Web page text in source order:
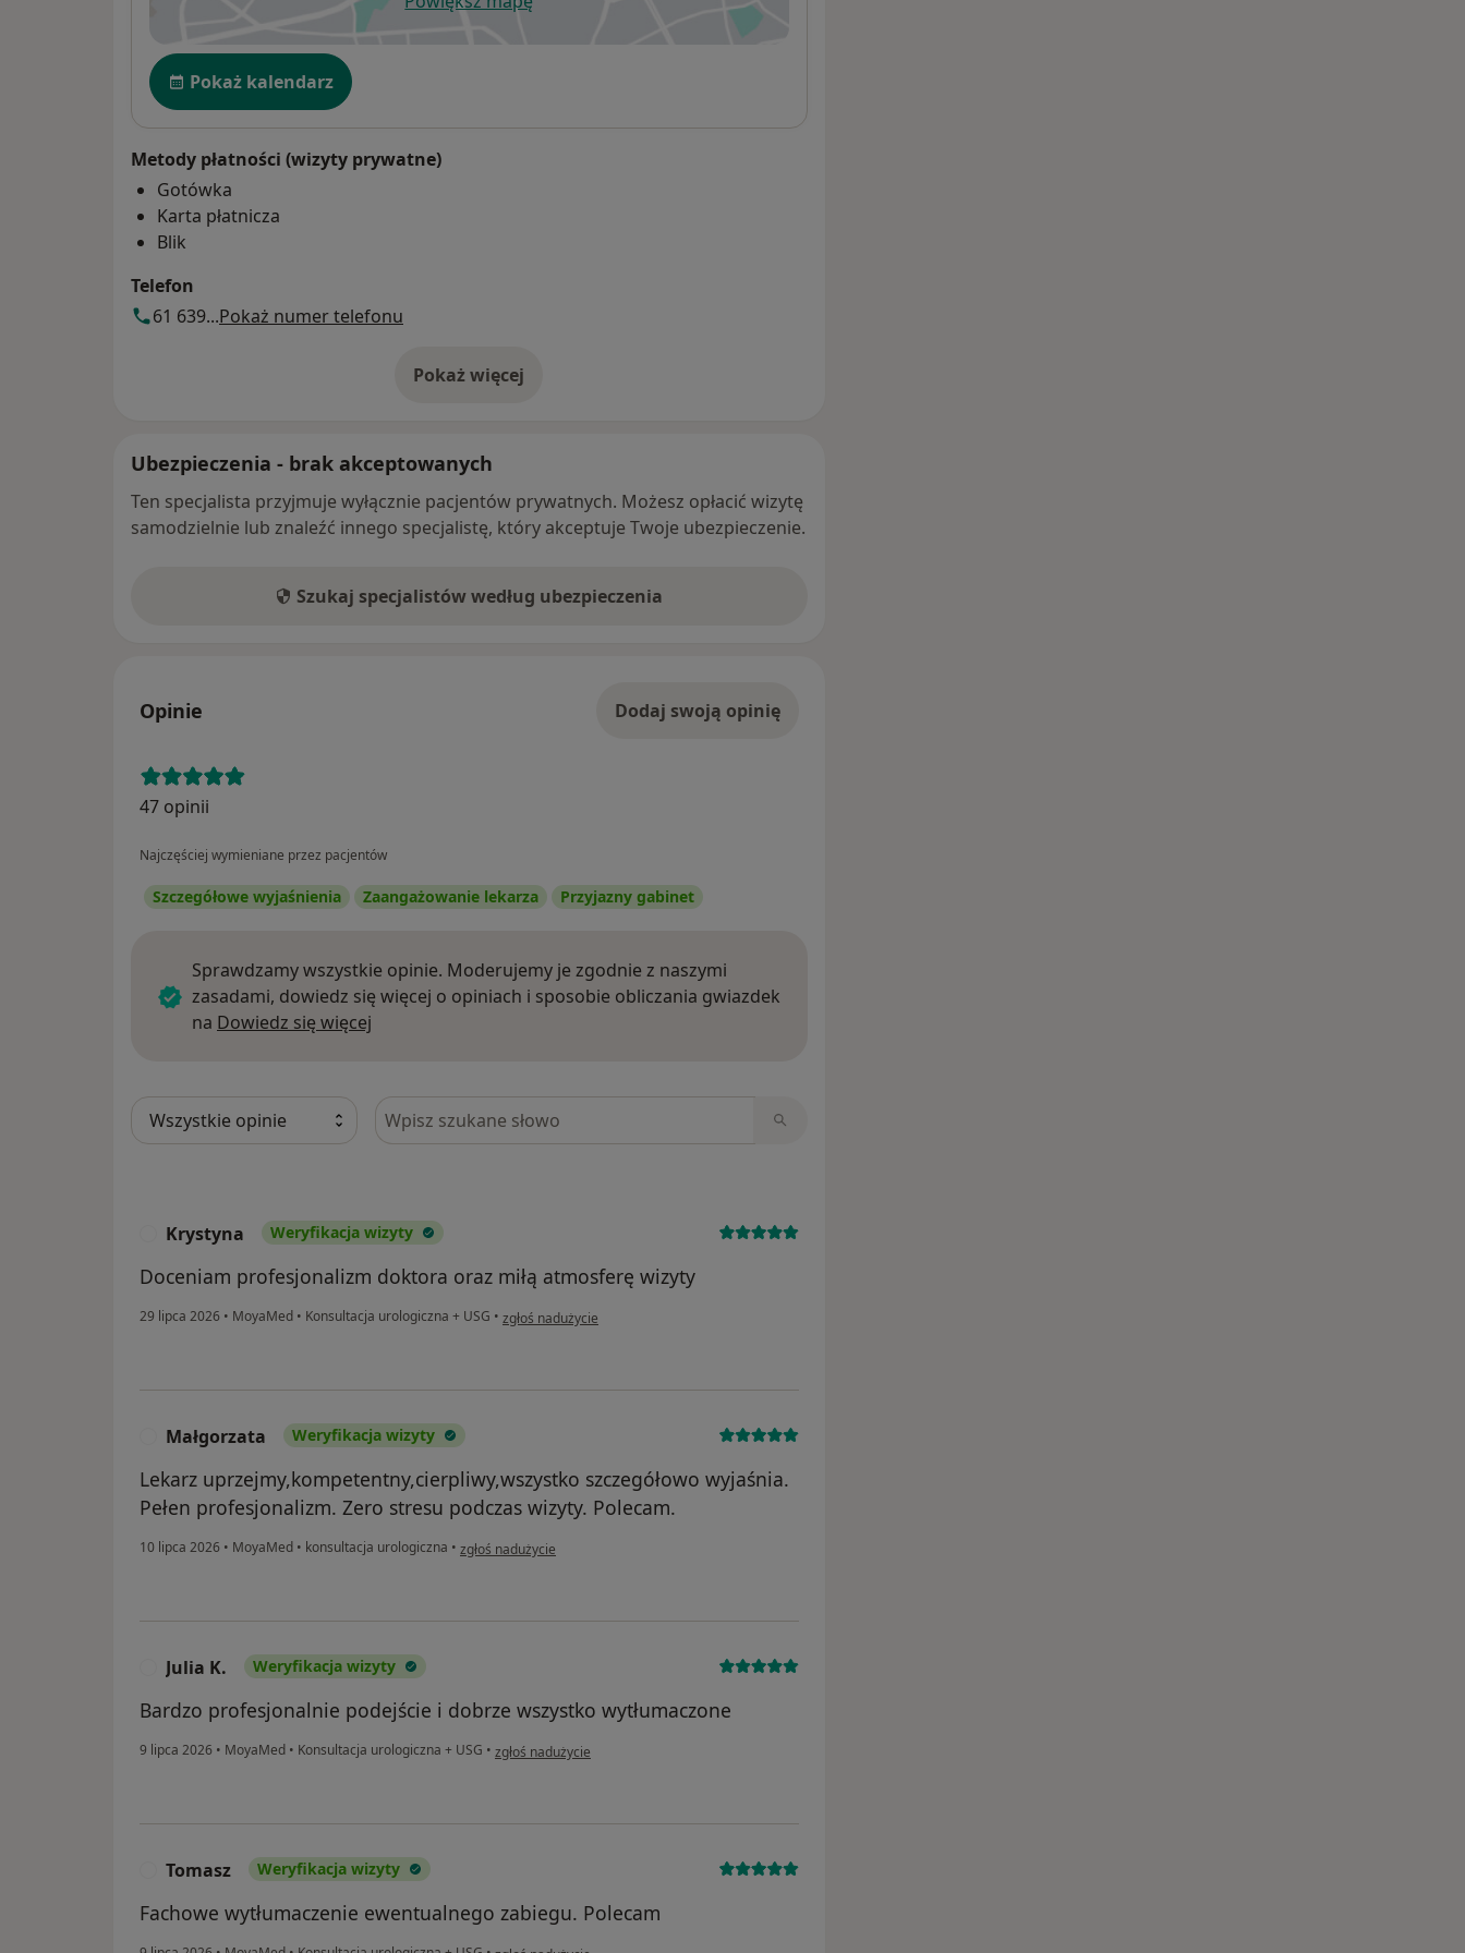
otwiera się w nowej karcie
Dostępność
Pokaż kalendarz
Metody płatności (wizyty prywatne)
Gotówka
Karta płatnicza
Blik
Telefon
61 639...Pokaż numer telefonu
Pokaż więcej
o adresie
Ubezpieczenia - brak akceptowanych
Ten specjalista przyjmuje wyłącznie pacjentów prywatnych. Możesz opłacić wizytę
samodzielnie lub znaleźć innego specjalistę, który akceptuje Twoje ubezpieczenie.
Szukaj specjalistów według ubezpieczenia
Opinie Dodaj swoją opinię
47 opinii
Najczęściej wymieniane przez pacjentów
Szczegółowe wyjaśnienia Zaangażowanie lekarza Przyjazny gabinet
Sprawdzamy wszystkie opinie. Moderujemy je zgodnie z naszymi
zasadami, dowiedz się więcej o opiniach i sposobie obliczania gwiazdek
na Dowiedz się więcej
Szukaj w opiniach
Krystyna Weryfikacja wizyty
Doceniam profesjonalizm doktora oraz miłą atmosferę wizyty
29 lipca 2026 • MoyaMed • Konsultacja urologiczna + USG • w opinii użytkownika Krystyna
zgłoś nadużycie
Małgorzata Weryfikacja wizyty
Lekarz uprzejmy,kompetentny,cierpliwy,wszystko szczegółowo wyjaśnia.
Pełen profesjonalizm. Zero stresu podczas wizyty. Polecam.
10 lipca 2026 • MoyaMed • konsultacja urologiczna • w opinii użytkownika Małgorzata
zgłoś nadużycie
Julia K. Weryfikacja wizyty
Bardzo profesjonalnie podejście i dobrze wszystko wytłumaczone
9 lipca 2026 • MoyaMed • Konsultacja urologiczna + USG • w opinii użytkownika Julia K.
zgłoś nadużycie
Tomasz Weryfikacja wizyty
Fachowe wytłumaczenie ewentualnego zabiegu. Polecam
w opinii użytkownika Tomasz